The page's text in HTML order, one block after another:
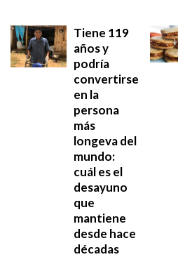
Tiene 119
años y
podría
convertirse
en la
persona
más
longeva del
mundo:
cuál es el
desayuno
que
mantiene
desde hace
décadas